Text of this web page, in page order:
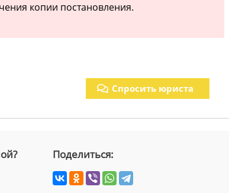
копии постановления.
Спросить юриста
Поделиться: